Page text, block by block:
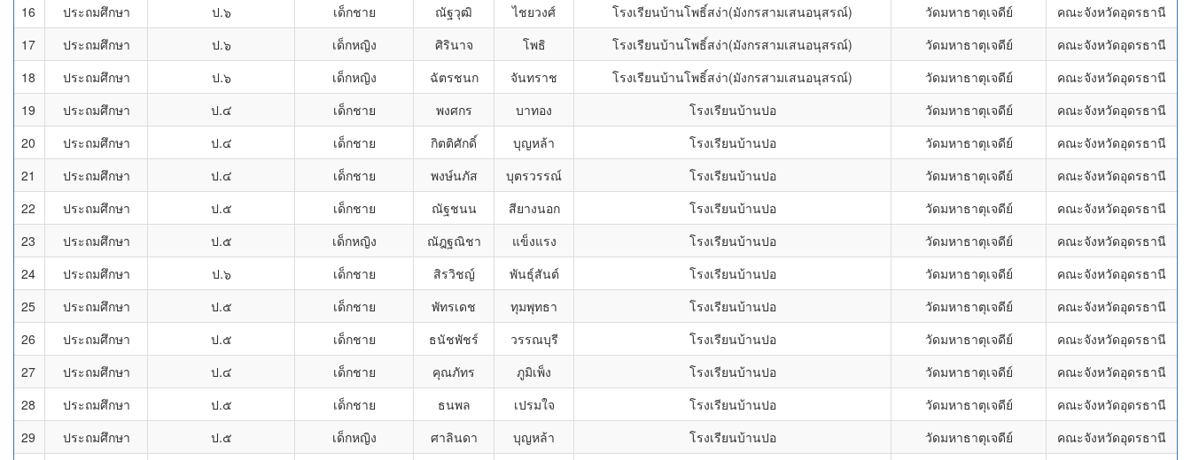
16
ประถมศึกษา ป.๖ เด็กชาย ณัฐวุฒิ ไชยวงศ์ โรงเรียนบ้านโพธิ์สง่า(มังกรสามเสนอนุสรณ์) วัดมหาธาตุเจดีย์
คณะจังหวัดอุดรธานี
17
ประถมศึกษา ป.๖ เด็กหญิง ศิรินาจ โพธิ โรงเรียนบ้านโพธิ์สง่า(มังกรสามเสนอนุสรณ์) วัดมหาธาตุเจดีย์
คณะจังหวัดอุดรธานี
18
ประถมศึกษา ป.๖ เด็กหญิง ฉัตรชนก จันทราช โรงเรียนบ้านโพธิ์สง่า(มังกรสามเสนอนุสรณ์) วัดมหาธาตุเจดีย์
คณะจังหวัดอุดรธานี
19
ประถมศึกษา ป.๔ เด็กชาย พงศกร บาทอง โรงเรียนบ้านปอ วัดมหาธาตุเจดีย์
คณะจังหวัดอุดรธานี
20
ประถมศึกษา ป.๔ เด็กชาย กิตติศักดิ์ บุญหล้า โรงเรียนบ้านปอ วัดมหาธาตุเจดีย์
คณะจังหวัดอุดรธานี
21
ประถมศึกษา ป.๔ เด็กชาย พงษ์นภัส บุตรวรรณ์ โรงเรียนบ้านปอ วัดมหาธาตุเจดีย์
คณะจังหวัดอุดรธานี
22
ประถมศึกษา ป.๕ เด็กชาย ณัฐชนน สียางนอก โรงเรียนบ้านปอ วัดมหาธาตุเจดีย์
คณะจังหวัดอุดรธานี
23
ประถมศึกษา ป.๕ เด็กหญิง ณัฎฐณิชา แข็งแรง โรงเรียนบ้านปอ วัดมหาธาตุเจดีย์
คณะจังหวัดอุดรธานี
24
ประถมศึกษา ป.๖ เด็กชาย สิรวิชญ์ พันธุ์สันต์ โรงเรียนบ้านปอ วัดมหาธาตุเจดีย์
คณะจังหวัดอุดรธานี
25
ประถมศึกษา ป.๕ เด็กชาย พัทรเดช ทุมพุทธา โรงเรียนบ้านปอ วัดมหาธาตุเจดีย์
คณะจังหวัดอุดรธานี
26
ประถมศึกษา ป.๕ เด็กชาย ธนัชพัชร์ วรรณบุรี โรงเรียนบ้านปอ วัดมหาธาตุเจดีย์
คณะจังหวัดอุดรธานี
27
ประถมศึกษา ป.๔ เด็กชาย คุณภัทร ภูมิเพ็ง โรงเรียนบ้านปอ วัดมหาธาตุเจดีย์
คณะจังหวัดอุดรธานี
28
ประถมศึกษา ป.๕ เด็กชาย ธนพล เปรมใจ โรงเรียนบ้านปอ วัดมหาธาตุเจดีย์
คณะจังหวัดอุดรธานี
29
ประถมศึกษา ป.๕ เด็กหญิง ศาลินดา บุญหล้า โรงเรียนบ้านปอ วัดมหาธาตุเจดีย์
คณะจังหวัดอุดรธานี